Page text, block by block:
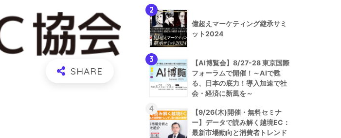
2
億超えマーケティング継承サミ
ット2024
3
【AI博覧会】8/27-28 東京国際
フォーラムで開催！～AIで甦
る、日本の底力！導入加速で社
会・経済に新風を～
4
【9/26(木)開催・無料セミナ
ー】データで読み解く越境EC：
最新市場動向と消費者トレンド